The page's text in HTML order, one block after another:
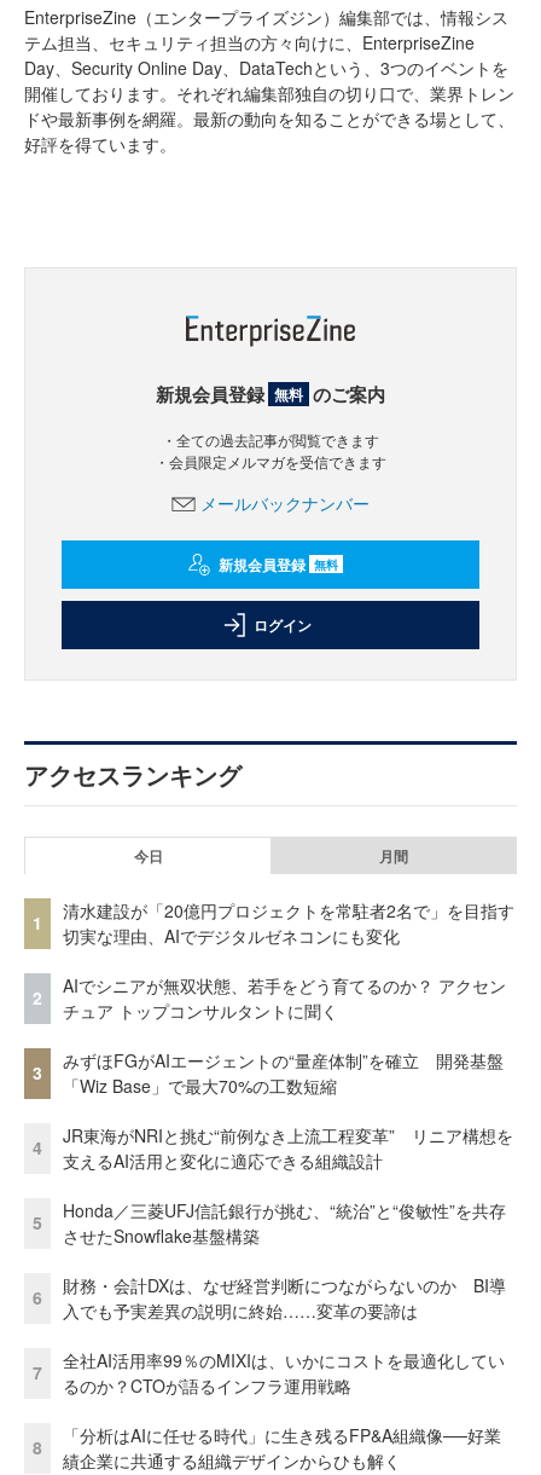
EnterpriseZine（エンタープライズジン）編集部では、情報シス
テム担当、セキュリティ担当の方々向けに、EnterpriseZine
Day、Security Online Day、DataTechという、3つのイベントを
開催しております。それぞれ編集部独自の切り口で、業界トレン
ドや最新事例を網羅。最新の動向を知ることができる場として、
好評を得ています。
新規会員登録 無料 のご案内
・全ての過去記事が閲覧できます
・会員限定メルマガを受信できます
メールバックナンバー
新規会員登録 無料
ログイン
アクセスランキング
今日 月間
1
清水建設が「20億円プロジェクトを常駐者2名で」を目指す
切実な理由、AIでデジタルゼネコンにも変化
2
AIでシニアが無双状態、若手をどう育てるのか？ アクセン
チュア トップコンサルタントに聞く
3
みずほFGがAIエージェントの“量産体制”を確立 開発基盤
「Wiz Base」で最大70%の工数短縮
4
JR東海がNRIと挑む“前例なき上流工程変革” リニア構想を
支えるAI活用と変化に適応できる組織設計
5
Honda／三菱UFJ信託銀行が挑む、“統治”と“俊敏性”を共存
させたSnowflake基盤構築
6
財務・会計DXは、なぜ経営判断につながらないのか BI導
入でも予実差異の説明に終始……変革の要諦は
7
全社AI活用率99％のMIXIは、いかにコストを最適化してい
るのか？CTOが語るインフラ運用戦略
8
「分析はAIに任せる時代」に生き残るFP&A組織像──好業
績企業に共通する組織デザインからひも解く